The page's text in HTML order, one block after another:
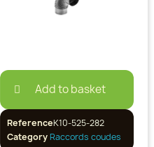
Add to basket
ReferenceK10-525-282
CategoryRaccords coudes